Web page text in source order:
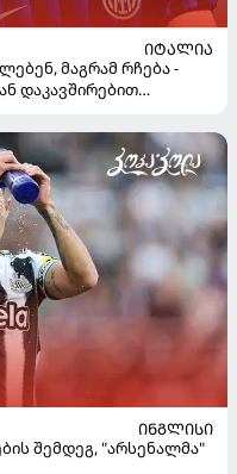
ᲘᲢᲐᲚᲘᲐ
მაგრამ რჩება -
დაკავშირებით
ᲘᲜᲒᲚᲘᲡᲘ
შემდეგ, "არსენალმა"